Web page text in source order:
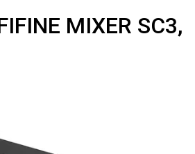
MIXER SC3,